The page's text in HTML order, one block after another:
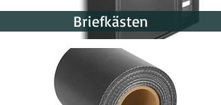
Briefkästen